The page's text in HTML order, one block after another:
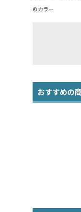
©カラー
おすすめの